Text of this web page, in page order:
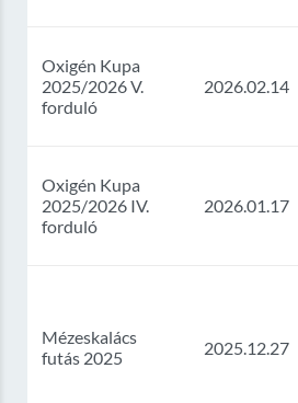
Oxigén Kupa
2025/2026 V.
forduló
2026.02.14
Oxigén Kupa
2025/2026 IV.
forduló
2026.01.17
Mézeskalács
futás 2025
2025.12.27